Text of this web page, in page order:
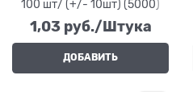
100 шт/ (+/- 10шт) (5000)
1,03 руб./Штука
ДОБАВИТЬ